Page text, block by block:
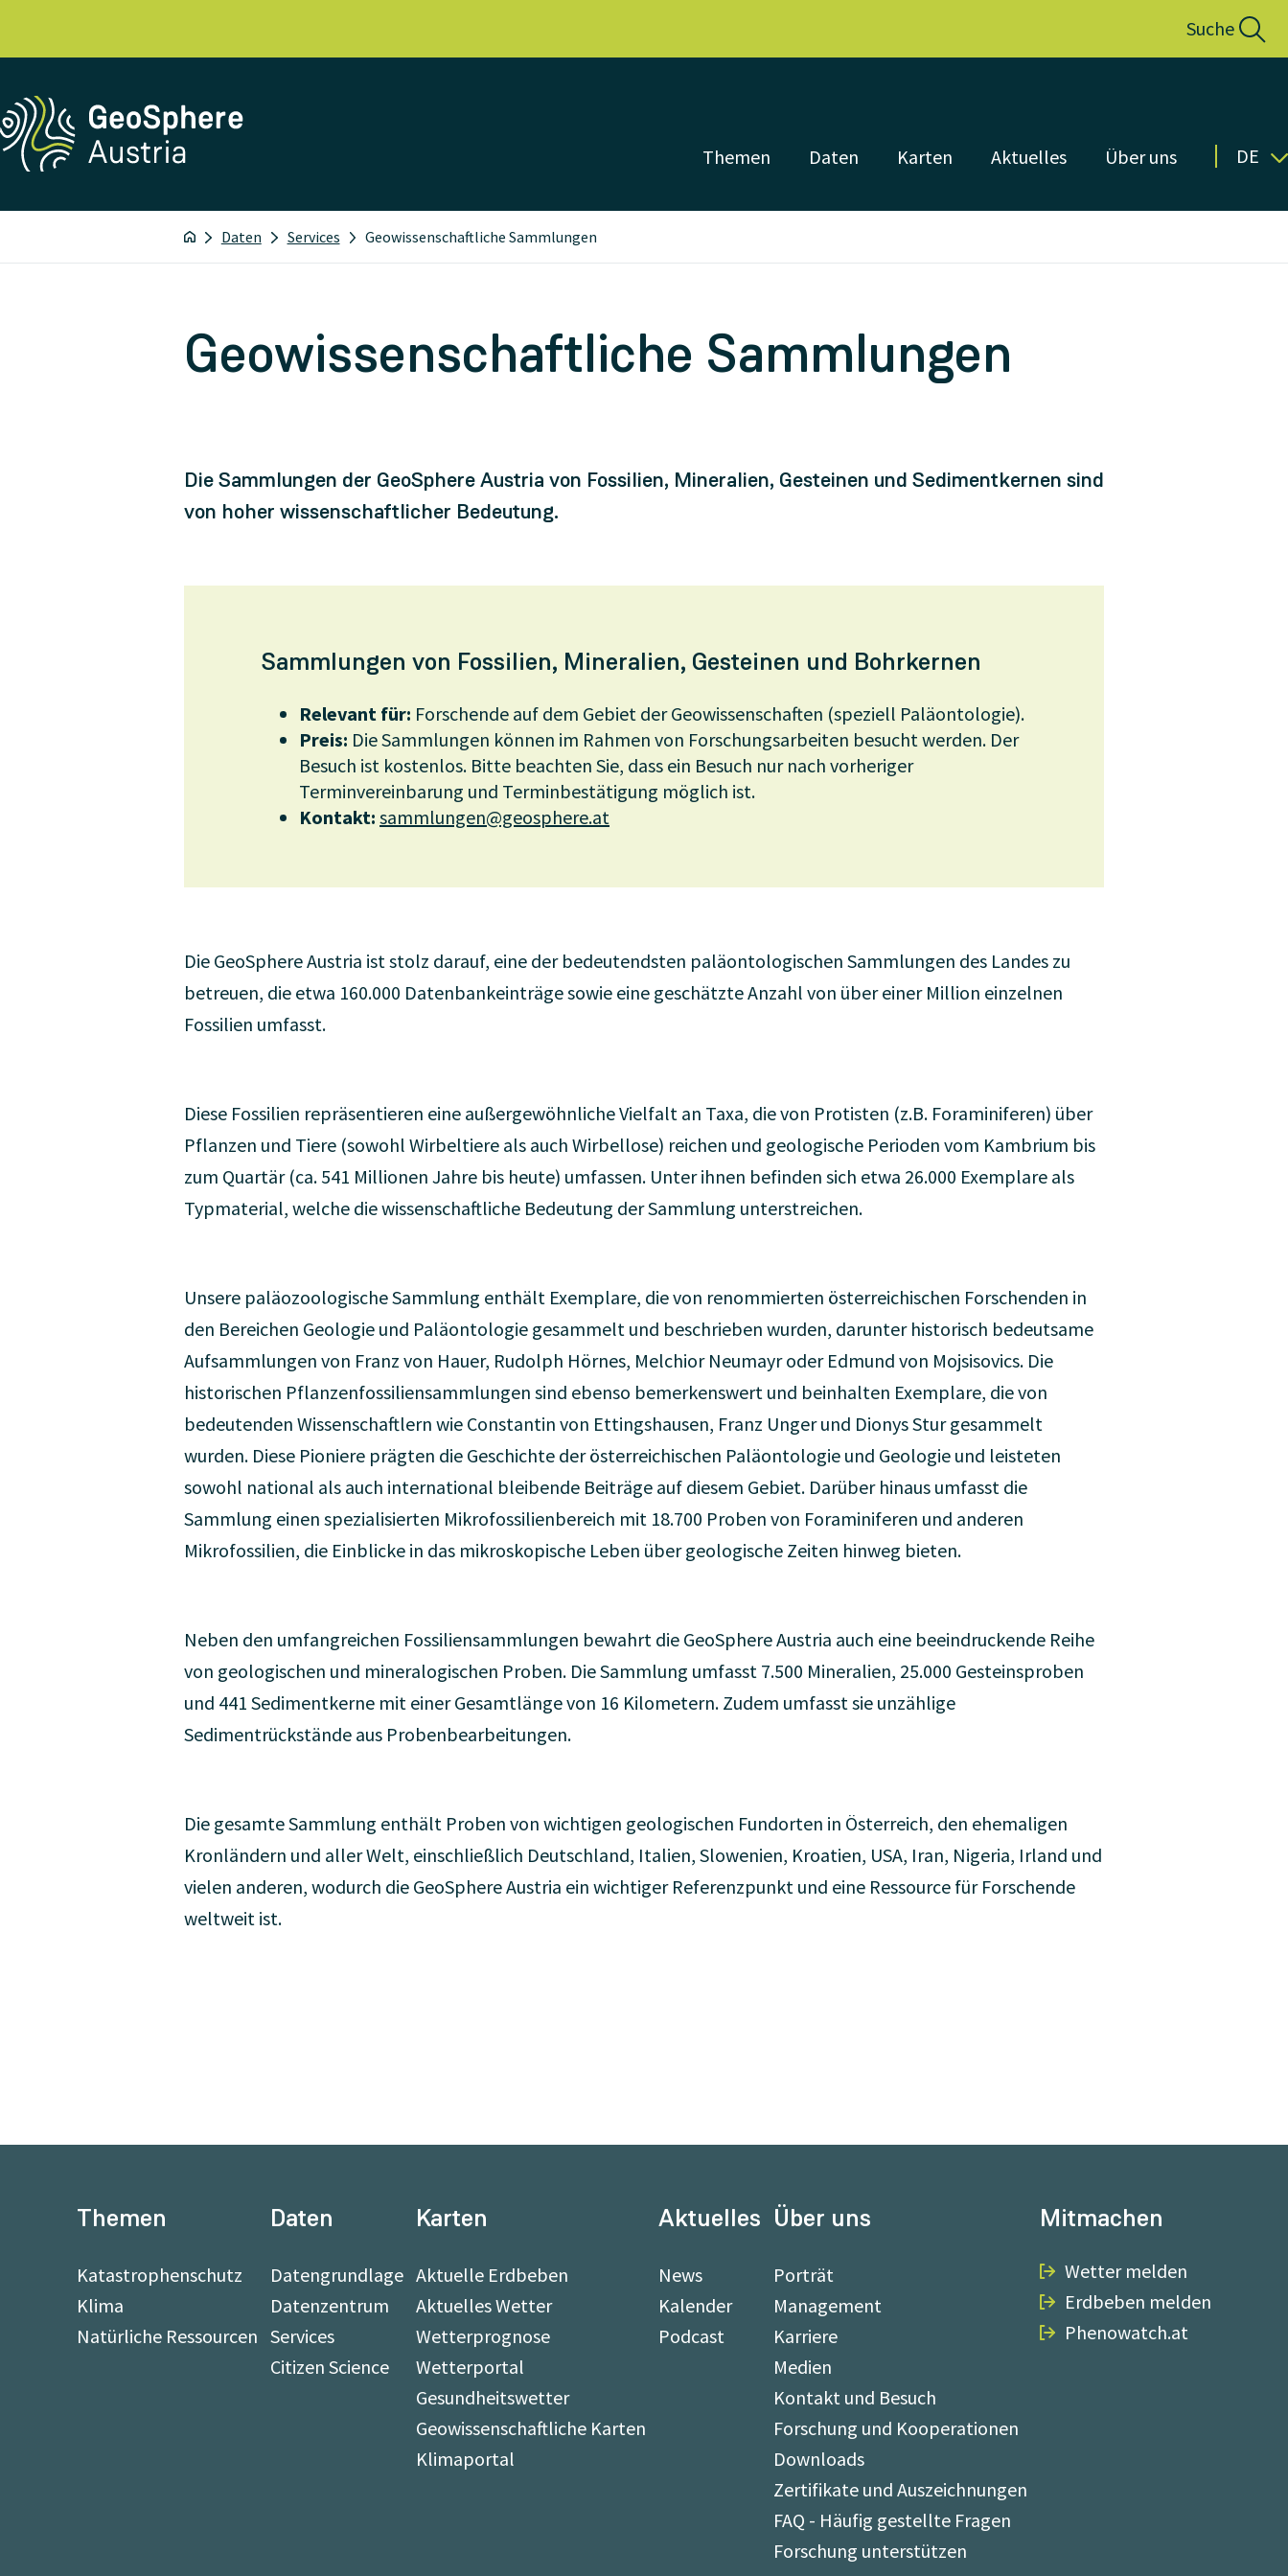
Suche
Themen Daten Karten Aktuelles Über uns DE
Daten Services Geowissenschaftliche Sammlungen
Geowissenschaftliche Sammlungen
Die Sammlungen der GeoSphere Austria von Fossilien, Mineralien, Gesteinen und Sedimentkernen sind
von hoher wissenschaftlicher Bedeutung.
Sammlungen von Fossilien, Mineralien, Gesteinen und Bohrkernen
Relevant für: Forschende auf dem Gebiet der Geowissenschaften (speziell Paläontologie).
Preis: Die Sammlungen können im Rahmen von Forschungsarbeiten besucht werden. Der
Besuch ist kostenlos. Bitte beachten Sie, dass ein Besuch nur nach vorheriger
Terminvereinbarung und Terminbestätigung möglich ist.
Kontakt: sammlungen@geosphere.at
Die GeoSphere Austria ist stolz darauf, eine der bedeutendsten paläontologischen Sammlungen des Landes zu
betreuen, die etwa 160.000 Datenbankeinträge sowie eine geschätzte Anzahl von über einer Million einzelnen
Fossilien umfasst.
Diese Fossilien repräsentieren eine außergewöhnliche Vielfalt an Taxa, die von Protisten (z.B. Foraminiferen) über
Pflanzen und Tiere (sowohl Wirbeltiere als auch Wirbellose) reichen und geologische Perioden vom Kambrium bis
zum Quartär (ca. 541 Millionen Jahre bis heute) umfassen. Unter ihnen befinden sich etwa 26.000 Exemplare als
Typmaterial, welche die wissenschaftliche Bedeutung der Sammlung unterstreichen.
Unsere paläozoologische Sammlung enthält Exemplare, die von renommierten österreichischen Forschenden in
den Bereichen Geologie und Paläontologie gesammelt und beschrieben wurden, darunter historisch bedeutsame
Aufsammlungen von Franz von Hauer, Rudolph Hörnes, Melchior Neumayr oder Edmund von Mojsisovics. Die
historischen Pflanzenfossiliensammlungen sind ebenso bemerkenswert und beinhalten Exemplare, die von
bedeutenden Wissenschaftlern wie Constantin von Ettingshausen, Franz Unger und Dionys Stur gesammelt
wurden. Diese Pioniere prägten die Geschichte der österreichischen Paläontologie und Geologie und leisteten
sowohl national als auch international bleibende Beiträge auf diesem Gebiet. Darüber hinaus umfasst die
Sammlung einen spezialisierten Mikrofossilienbereich mit 18.700 Proben von Foraminiferen und anderen
Mikrofossilien, die Einblicke in das mikroskopische Leben über geologische Zeiten hinweg bieten.
Neben den umfangreichen Fossiliensammlungen bewahrt die GeoSphere Austria auch eine beeindruckende Reihe
von geologischen und mineralogischen Proben. Die Sammlung umfasst 7.500 Mineralien, 25.000 Gesteinsproben
und 441 Sedimentkerne mit einer Gesamtlänge von 16 Kilometern. Zudem umfasst sie unzählige
Sedimentrückstände aus Probenbearbeitungen.
Die gesamte Sammlung enthält Proben von wichtigen geologischen Fundorten in Österreich, den ehemaligen
Kronländern und aller Welt, einschließlich Deutschland, Italien, Slowenien, Kroatien, USA, Iran, Nigeria, Irland und
vielen anderen, wodurch die GeoSphere Austria ein wichtiger Referenzpunkt und eine Ressource für Forschende
weltweit ist.
Themen
Katastrophenschutz
Klima
Natürliche Ressourcen
Daten
Datengrundlage
Datenzentrum
Services
Citizen Science
Karten
Aktuelle Erdbeben
Aktuelles Wetter
Wetterprognose
Wetterportal
Gesundheitswetter
Geowissenschaftliche Karten
Klimaportal
Aktuelles
News
Kalender
Podcast
Über uns
Porträt
Management
Karriere
Medien
Kontakt und Besuch
Forschung und Kooperationen
Downloads
Zertifikate und Auszeichnungen
FAQ - Häufig gestellte Fragen
Forschung unterstützen
Mitmachen
Wetter melden
Erdbeben melden
Phenowatch.at